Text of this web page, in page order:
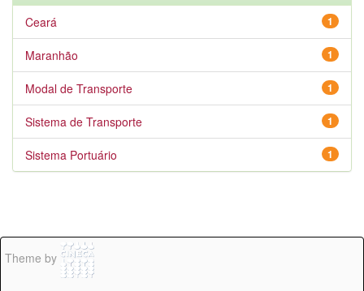
1
Ceará
1
Maranhão
1
Modal de Transporte
1
Sistema de Transporte
1
Sistema Portuário
Theme by